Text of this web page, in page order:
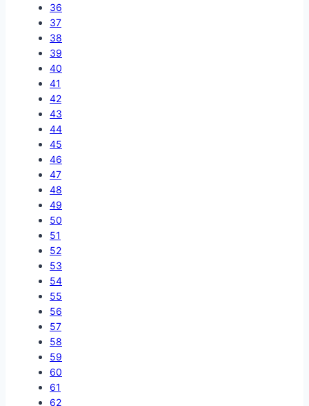
36
37
38
39
40
41
42
43
44
45
46
47
48
49
50
51
52
53
54
55
56
57
58
59
60
61
62